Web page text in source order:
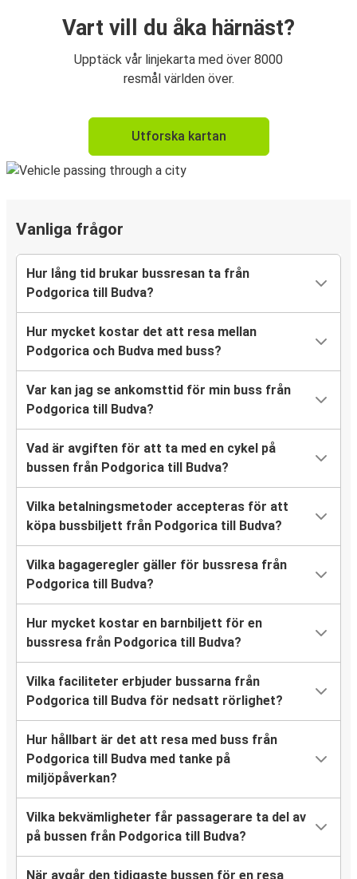
Vart vill du åka härnäst?
Upptäck vår linjekarta med över 8000
resmål världen över.
Utforska kartan
Vanliga frågor
Hur lång tid brukar bussresan ta från
Podgorica till Budva?
Hur mycket kostar det att resa mellan
Podgorica och Budva med buss?
Var kan jag se ankomsttid för min buss från
Podgorica till Budva?
Vad är avgiften för att ta med en cykel på
bussen från Podgorica till Budva?
Vilka betalningsmetoder accepteras för att
köpa bussbiljett från Podgorica till Budva?
Vilka bagageregler gäller för bussresa från
Podgorica till Budva?
Hur mycket kostar en barnbiljett för en
bussresa från Podgorica till Budva?
Vilka faciliteter erbjuder bussarna från
Podgorica till Budva för nedsatt rörlighet?
Hur hållbart är det att resa med buss från
Podgorica till Budva med tanke på
miljöpåverkan?
Vilka bekvämligheter får passagerare ta del av
på bussen från Podgorica till Budva?
När avgår den tidigaste bussen för en resa